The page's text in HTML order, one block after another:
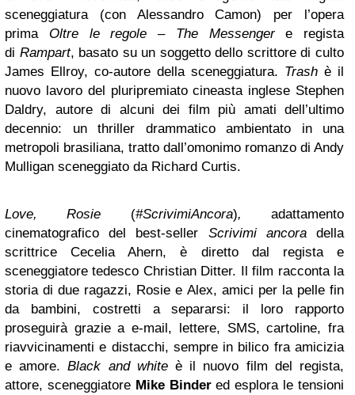
sceneggiatura (con Alessandro Camon) per l’opera
prima Oltre le regole – The Messengere regista
di Rampart, basato su un soggetto dello scrittore di culto
James Ellroy, co-autore della sceneggiatura. Trash è il
nuovo lavoro del pluripremiato cineasta inglese Stephen
Daldry, autore di alcuni dei film più amati dell’ultimo
decennio: un thriller drammatico ambientato in una
metropoli brasiliana, tratto dall’omonimo romanzo di Andy
Mulligan sceneggiato da Richard Curtis.
Love, Rosie (#ScrivimiAncora), adattamento
cinematografico del best-seller Scrivimi ancoradella
scrittrice Cecelia Ahern, è diretto dal regista e
sceneggiatore tedesco Christian Ditter. Il film racconta la
storia di due ragazzi, Rosie e Alex, amici per la pelle fin
da bambini, costretti a separarsi: il loro rapporto
proseguirà grazie a e-mail, lettere, SMS, cartoline, fra
riavvicinamenti e distacchi, sempre in bilico fra amicizia
e amore.Black and whiteè il nuovo film del regista,
attore, sceneggiatore Mike Binderedesplora le tensioni